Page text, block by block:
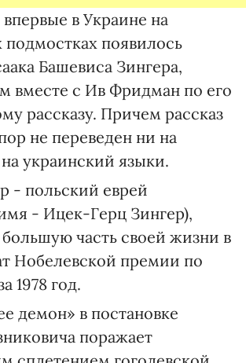
впервые в Украине на
подмостках появилось
Башевиса Зингера,
вместе с Ив Фридман по его
рассказу. Причем рассказ
не переведен ни на
украинский языки.
- польский еврей
- Ицек-Герц Зингер),
часть своей жизни в
Нобелевской премии по
1978 год.
демон» в постановке
поражает